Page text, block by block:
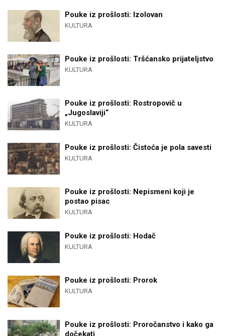
Pouke iz prošlosti: Izolovan
KULTURA
Pouke iz prošlosti: Tršćansko prijateljstvo
KULTURA
Pouke iz prošlosti: Rostropovič u
„Jugoslaviji“
KULTURA
Pouke iz prošlosti: Čistoća je pola savesti
KULTURA
Pouke iz prošlosti: Nepismeni koji je
postao pisac
KULTURA
Pouke iz prošlosti: Hodač
KULTURA
Pouke iz prošlosti: Prorok
KULTURA
Pouke iz prošlosti: Proročanstvo i kako ga
dočekati